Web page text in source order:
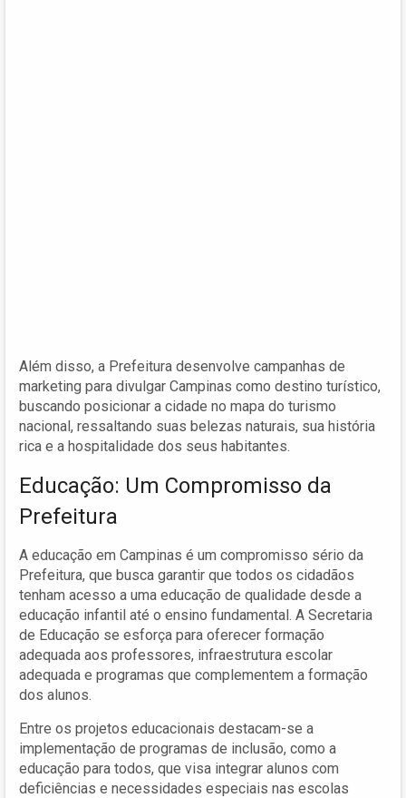
Além disso, a Prefeitura desenvolve campanhas de
marketing para divulgar Campinas como destino turístico,
buscando posicionar a cidade no mapa do turismo
nacional, ressaltando suas belezas naturais, sua história
rica e a hospitalidade dos seus habitantes.
Educação: Um Compromisso da
Prefeitura
A educação em Campinas é um compromisso sério da
Prefeitura, que busca garantir que todos os cidadãos
tenham acesso a uma educação de qualidade desde a
educação infantil até o ensino fundamental. A Secretaria
de Educação se esforça para oferecer formação
adequada aos professores, infraestrutura escolar
adequada e programas que complementem a formação
dos alunos.
Entre os projetos educacionais destacam-se a
implementação de programas de inclusão, como a
educação para todos, que visa integrar alunos com
deficiências e necessidades especiais nas escolas